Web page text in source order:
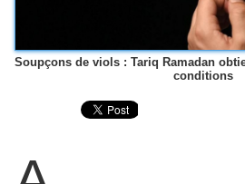
Soupçons de viols : Tariq Ramadan
conditions